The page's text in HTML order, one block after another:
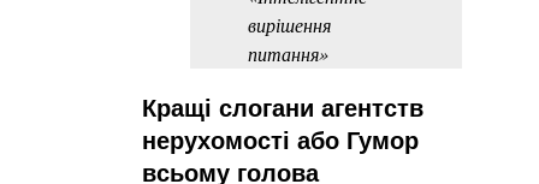
вирішення
питання»
Кращі слогани агентств
нерухомості або Гумор
всьому голова